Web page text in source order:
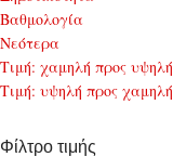
Bαθμολογία
Νεότερα
Τιμή: χαμηλή προς υψηλή
Τιμή: υψηλή προς χαμηλή
Φίλτρο τιμής